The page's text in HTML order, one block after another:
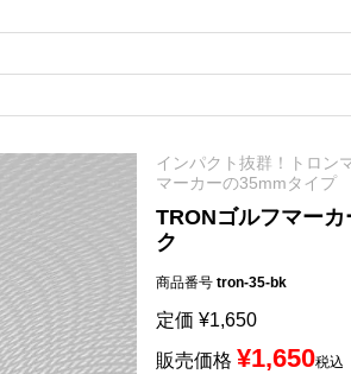
インパクト抜群！トロン
マーカーの35mmタイプ
TRONゴルフマー
ク
商品番号 tron-35-bk
定価 ¥1,650
販売価格 ¥1,650税込